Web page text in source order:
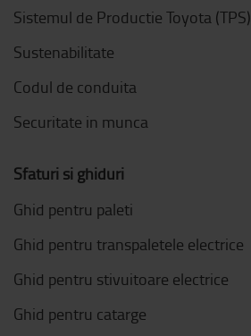
Sistemul de Productie Toyota (TPS)
Sustenabilitate
Codul de conduita
Securitate in munca
Sfaturi si ghiduri
Ghid pentru paleti
Ghid pentru transpaletele electrice
Ghid pentru stivuitoare electrice
Ghid pentru catarge